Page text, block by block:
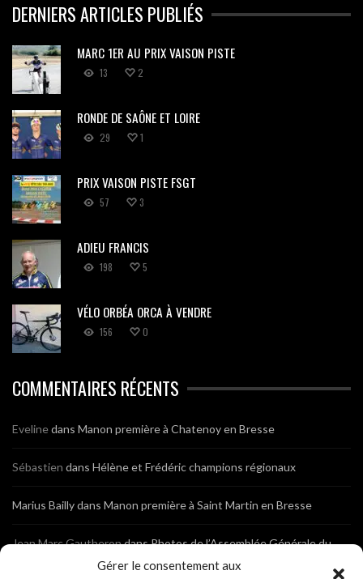
Gérer le consentement aux
DERNIERS ARTICLES PUBLIÉS
MARC 1ER AU PRIX VAISON PISTE
13 2
RONDE DE SAÔNE ET LOIRE
29 1
PRIX VAISON PISTE FSGT
57 3
ADIEU FRANCIS
198 5
VÉLO ORBÉA ORCA À VENDRE
156 0
COMMENTAIRES RÉCENTS
Evelinedans Manon première à Chatenoy en Bresse
Sébastien dans Hélène et Frédéric champions régionaux
Marius Baillydans Manon première à Saint Martin en Bresse
Jean Marc GautherondansPhotos de l’Assemblée Générale du